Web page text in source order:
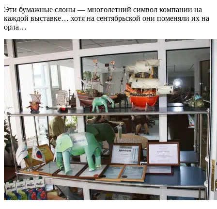
Эти бумажные слоны — многолетний символ компании на
каждой выставке… хотя на сентябрьской они поменяли их на
орла…